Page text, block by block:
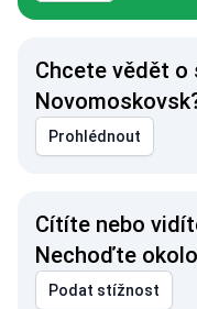
Chcete vědět
Prohlédnout
Cítíte nebo
Nechoďte
Podat stížnost